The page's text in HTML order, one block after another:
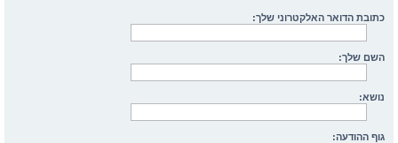
כתובת הדואר האלקטרוני שלך:
השם שלך:
נושא:
גוף ההודעה: